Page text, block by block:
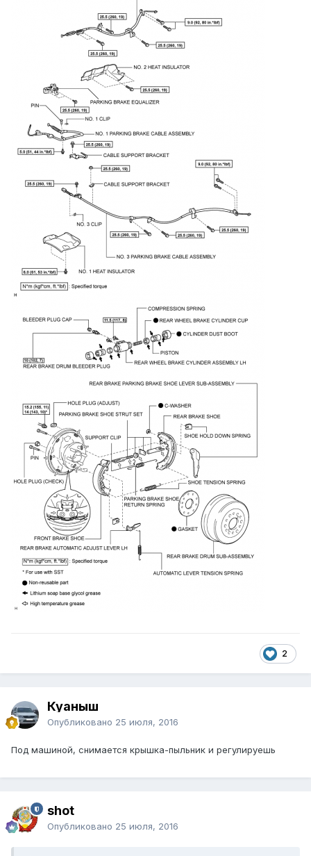
2
Куаныш
Опубликовано 25 июля, 2016
Под машиной, снимается крышка-пыльник и регулируешь
shot
Опубликовано 25 июля, 2016